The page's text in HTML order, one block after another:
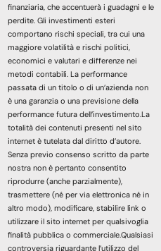
finanziaria, che accentuerà i guadagni e le
perdite. Gli investimenti esteri
comportano rischi speciali, tra cui una
maggiore volatilità e rischi politici,
economici e valutari e differenze nei
metodi contabili. La performance
passata di un titolo o di un’azienda non
è una garanzia o una previsione della
performance futura dell’investimento.La
totalità dei contenuti presenti nel sito
internet è tutelata dal diritto d’autore.
Senza previo consenso scritto da parte
nostra non è pertanto consentito
riprodurre (anche parzialmente),
trasmettere (né per via elettronica né in
altro modo), modificare, stabilire link o
utilizzare il sito internet per qualsivoglia
finalità pubblica o commerciale.Qualsiasi
controversia riguardante l’utilizzo del